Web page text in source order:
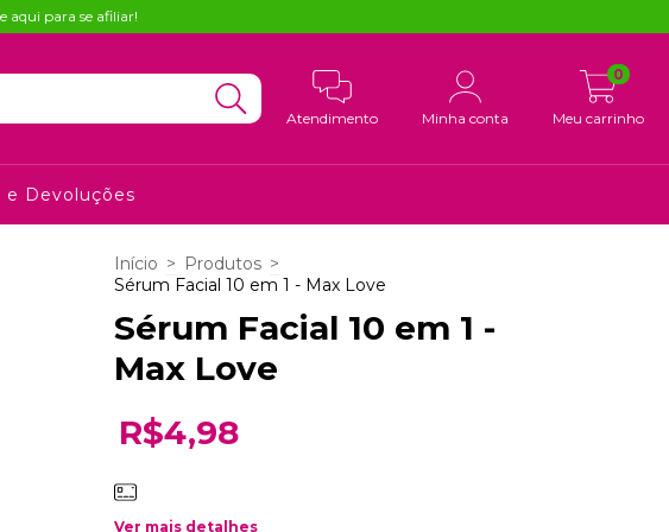
aqui para se afiliar!
Atendimento Minha conta Meu carrinho
0
e Devoluções
Início > Produtos >
Sérum Facial 10 em 1 - Max Love
Sérum Facial 10 em 1 -
Max Love
R$4,98
Ver mais detalhes